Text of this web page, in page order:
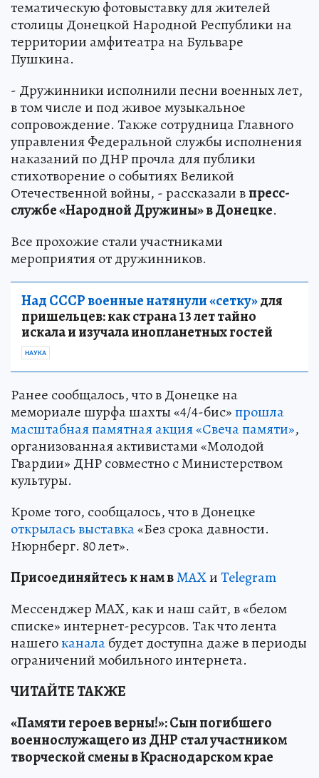
тематическую фотовыставку для жителей
столицы Донецкой Народной Республики на
территории амфитеатра на Бульваре
Пушкина.
- Дружинники исполнили песни военных лет,
в том числе и под живое музыкальное
сопровождение. Также сотрудница Главного
управления Федеральной службы исполнения
наказаний по ДНР прочла для публики
стихотворение о событиях Великой
Отечественной войны, - рассказали впресс-
службе «Народной Дружины» в Донецке.
Все прохожие стали участниками
мероприятия от дружинников.
Над СССР военные натянули «сетку»для
пришельцев: как страна 13 лет тайно
искала и изучала инопланетных гостей
НАУКА
Ранее сообщалось, что в Донецке на
мемориале шурфа шахты «4/4-бис»прошла
масштабная памятная акция «Свеча памяти»,
организованная активистами «Молодой
Гвардии» ДНР совместно с Министерством
культуры.
Кроме того, сообщалось, что в Донецке
открылась выставка«Без срока давности.
Нюрнберг. 80 лет».
Присоединяйтесь к нам вMAXиTelegram
Мессенджер MAX, как и наш сайт, в «белом
списке» интернет-ресурсов. Так что лента
нашегоканалабудет доступна даже в периоды
ограничений мобильного интернета.
ЧИТАЙТЕ ТАКЖЕ
«Памяти героев верны!»: Сын погибшего
военнослужащего из ДНР стал участником
творческой смены в Краснодарском крае